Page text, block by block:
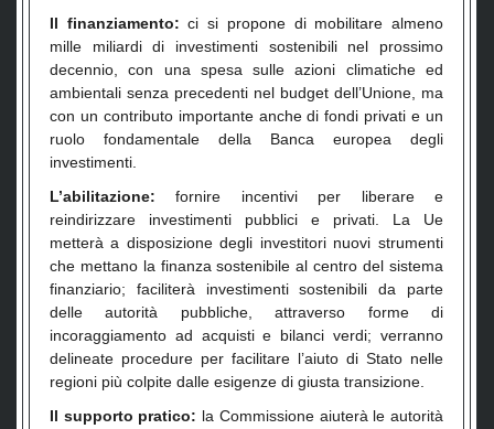
Il finanziamento: ci si propone di mobilitare almeno
mille miliardi di investimenti sostenibili nel prossimo
decennio, con una spesa sulle azioni climatiche ed
ambientali senza precedenti nel budget dell’Unione, ma
con un contributo importante anche di fondi privati e un
ruolo fondamentale della Banca europea degli
investimenti.
L’abilitazione: fornire incentivi per liberare e
reindirizzare investimenti pubblici e privati. La Ue
metterà a disposizione degli investitori nuovi strumenti
che mettano la finanza sostenibile al centro del sistema
finanziario; faciliterà investimenti sostenibili da parte
delle autorità pubbliche, attraverso forme di
incoraggiamento ad acquisti e bilanci verdi; verranno
delineate procedure per facilitare l’aiuto di Stato nelle
regioni più colpite dalle esigenze di giusta transizione.
Il supporto pratico: la Commissione aiuterà le autorità